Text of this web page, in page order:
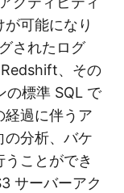
可能になり
されたログ
、その
の標準 SQL で
経過に伴うア
の分析、バケ
ことができ
サーバーアク